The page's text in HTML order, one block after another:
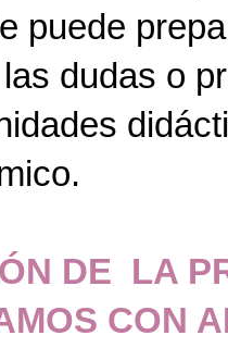
puede
dudas o
DE LA
CON